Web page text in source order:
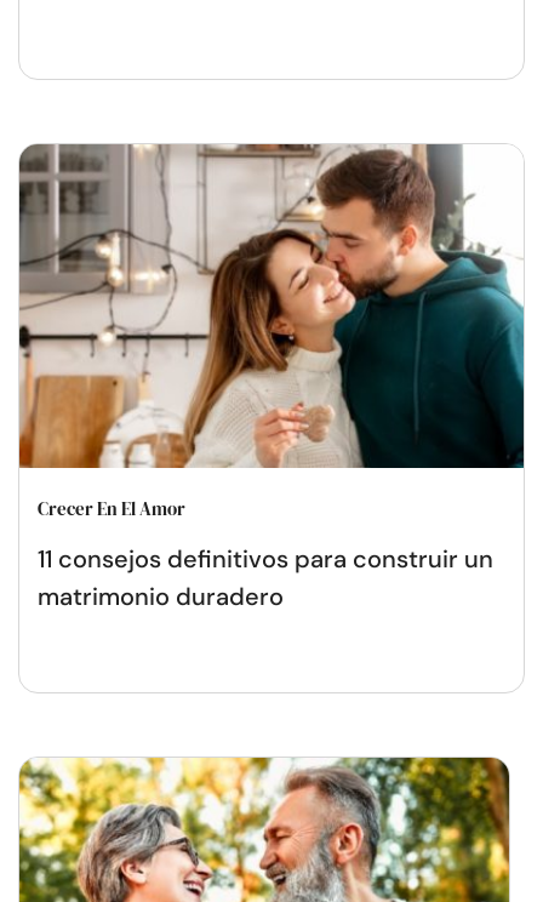
Crecer En El Amor
11 consejos definitivos para construir un
matrimonio duradero